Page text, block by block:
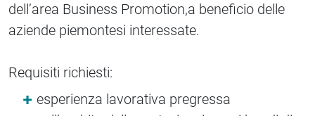
dell’area Business Promotion,a beneficio delle
aziende piemontesi interessate.
Requisiti richiesti:
esperienza lavorativa pregressa